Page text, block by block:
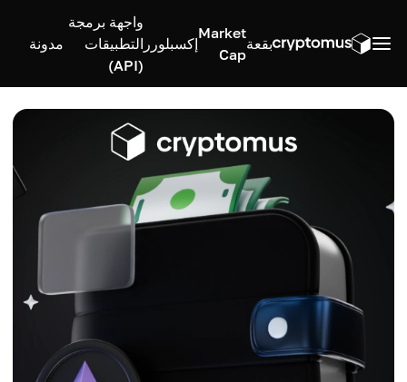
بقعة
Market
Cap
إكسبلورر
واجهة برمجة
التطبيقات
(API)
مدونة